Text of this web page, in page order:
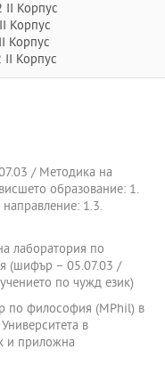
II Корпус
Корпус
Корпус
II Корпус
/ Методика на
образование: 1.
1.3.
лаборатория по
(шифър – 05.07.03 /
по чужд език)
по философия (MPhil) в
в
и приложна